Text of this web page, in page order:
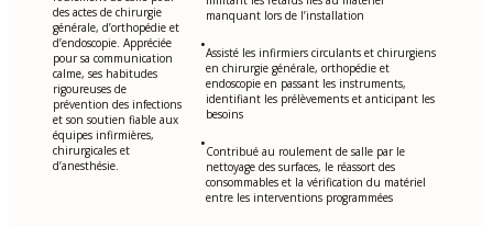
des actes de chirurgie
générale, d’orthopédie et
d’endoscopie. Appréciée
pour sa communication
calme, ses habitudes
rigoureuses de
prévention des infections
et son soutien fiable aux
équipes infirmières,
chirurgicales et
d’anesthésie.
manquant lors de l’installation
•Assisté les infirmiers circulants et chirurgiens
en chirurgie générale, orthopédie et
endoscopie en passant les instruments,
identifiant les prélèvements et anticipant les
besoins
•Contribué au roulement de salle par le
nettoyage des surfaces, le réassort des
consommables et la vérification du matériel
entre les interventions programmées